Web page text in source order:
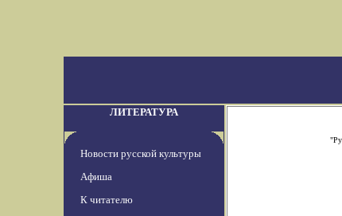
ЛИТЕРАТУРА
Новости русской культуры
Афиша
К читателю